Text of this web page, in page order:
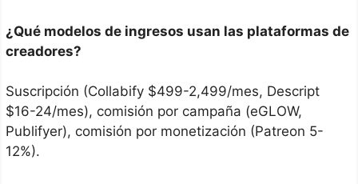
¿Qué modelos de ingresos usan las plataformas de
creadores?
Suscripción (Collabify $499-2,499/mes, Descript
$16-24/mes), comisión por campaña (eGLOW,
Publifyer), comisión por monetización (Patreon 5-
12%).